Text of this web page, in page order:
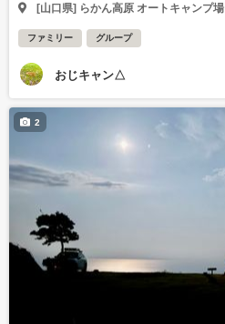
[山口県] らかん高原 オートキャンプ場
ファミリー グループ
おじキャン△
2